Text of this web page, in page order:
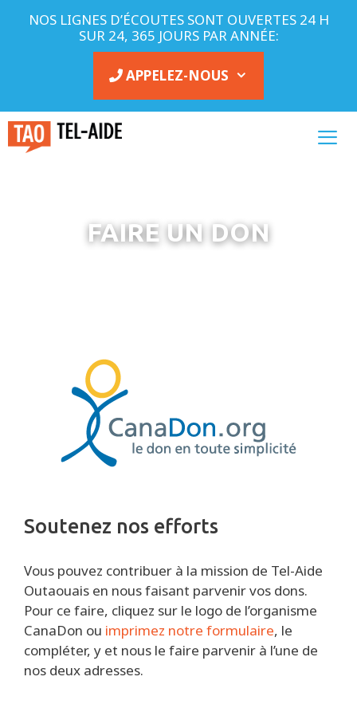
NOS LIGNES D’ÉCOUTES SONT OUVERTES 24 H
SUR 24, 365 JOURS PAR ANNÉE:
APPELEZ-NOUS
FAIRE UN DON
Soutenez nos efforts
Vous pouvez contribuer à la mission de Tel-Aide
Outaouais en nous faisant parvenir vos dons.
Pour ce faire, cliquez sur le logo de l’organisme
CanaDon ou imprimez notre formulaire, le
compléter, y et nous le faire parvenir à l’une de
nos deux adresses.